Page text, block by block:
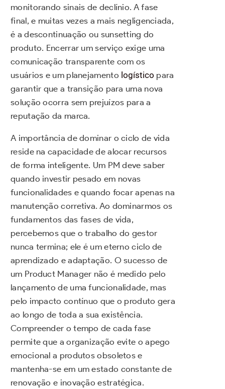
monitorando sinais de declínio. A fase
final, e muitas vezes a mais negligenciada,
é a descontinuação ou sunsetting do
produto. Encerrar um serviço exige uma
comunicação transparente com os
usuários e um planejamento logístico para
garantir que a transição para uma nova
solução ocorra sem prejuízos para a
reputação da marca.
A importância de dominar o ciclo de vida
reside na capacidade de alocar recursos
de forma inteligente. Um PM deve saber
quando investir pesado em novas
funcionalidades e quando focar apenas na
manutenção corretiva. Ao dominarmos os
fundamentos das fases de vida,
percebemos que o trabalho do gestor
nunca termina; ele é um eterno ciclo de
aprendizado e adaptação. O sucesso de
um Product Manager não é medido pelo
lançamento de uma funcionalidade, mas
pelo impacto contínuo que o produto gera
ao longo de toda a sua existência.
Compreender o tempo de cada fase
permite que a organização evite o apego
emocional a produtos obsoletos e
mantenha-se em um estado constante de
renovação e inovação estratégica.